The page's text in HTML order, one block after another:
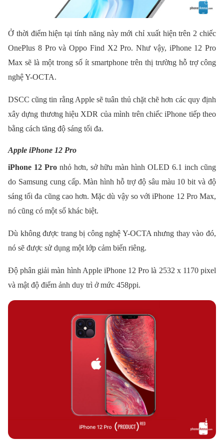
Ở thời điểm hiện tại tính năng này mới chỉ xuất hiện trên 2 chiếc
OnePlus 8 Pro và Oppo Find X2 Pro. Như vậy, iPhone 12 Pro
Max sẽ là một trong số ít smartphone trên thị trường hỗ trợ công
nghệ Y-OCTA.
DSCC cũng tin rằng Apple sẽ tuân thủ chặt chẽ hơn các quy định
xây dựng thương hiệu XDR của mình trên chiếc iPhone tiếp theo
bằng cách tăng độ sáng tối đa.
Apple iPhone 12 Pro
iPhone 12 Pro nhỏ hơn, sở hữu màn hình OLED 6.1 inch cũng
do Samsung cung cấp. Màn hình hỗ trợ độ sâu màu 10 bit và độ
sáng tối đa cũng cao hơn. Mặc dù vậy so với iPhone 12 Pro Max,
nó cũng có một số khác biệt.
Dù không được trang bị công nghệ Y-OCTA nhưng thay vào đó,
nó sẽ được sử dụng một lớp cảm biến riêng.
Độ phân giải màn hình Apple iPhone 12 Pro là 2532 x 1170 pixel
và mật độ điểm ảnh duy trì ở mức 458ppi.